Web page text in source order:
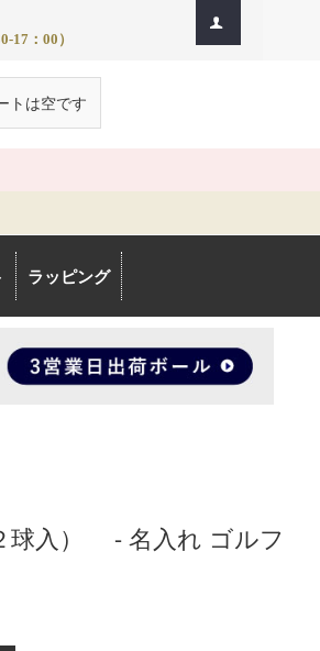
17：00）
トは空です
ラッピング
球入） - 名入れ ゴルフ